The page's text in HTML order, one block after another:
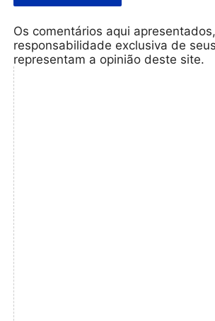
Os comentários aqui
responsabilidade exclusiva de
representam a opinião deste site.